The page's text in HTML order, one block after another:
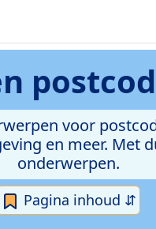
voor
en meer. Met
onderwerpen.
Pagina inhoud ⇵